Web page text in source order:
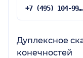
+7 (495) 104-99-85
Дуплексное
конечностей